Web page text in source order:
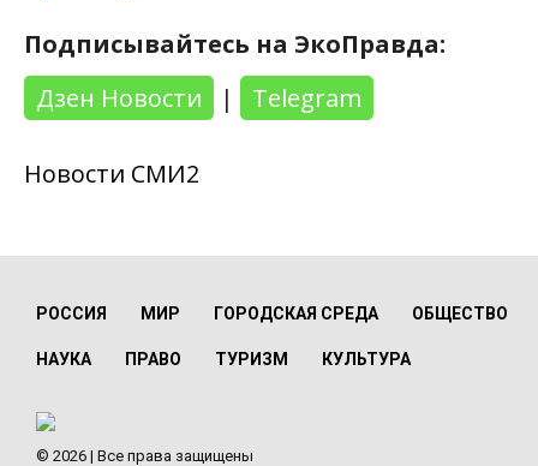
Подписывайтесь на ЭкоПравда:
Дзен Новости
| Telegram
Новости СМИ2
РОССИЯ МИР ГОРОДСКАЯ СРЕДА ОБЩЕСТВО
НАУКА ПРАВО ТУРИЗМ КУЛЬТУРА
© 2026 | Все права защищены